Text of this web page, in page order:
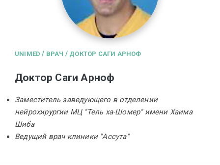
UNIMED / ВРАЧ / ДОКТОР САГИ АРНОФ
Доктор Саги Арноф
Заместитель заведующего в отделении
нейрохирургии МЦ "Тель ха-Шомер" имени Хаима
Шиба​
Ведущий врач клиники "Ассута"